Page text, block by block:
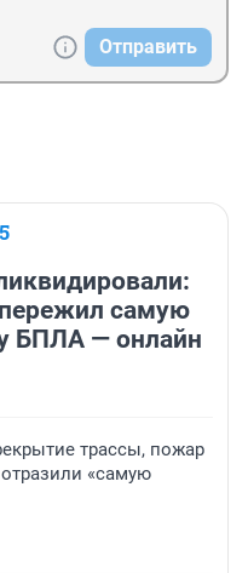
Отправить
самую
БПЛА — онлайн
трассы, пожар
«самую